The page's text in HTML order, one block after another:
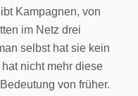
Kampagnen, von
im Netz drei
selbst hat sie kein
nicht mehr diese
von früher.